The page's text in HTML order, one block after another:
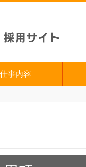
仕事内容